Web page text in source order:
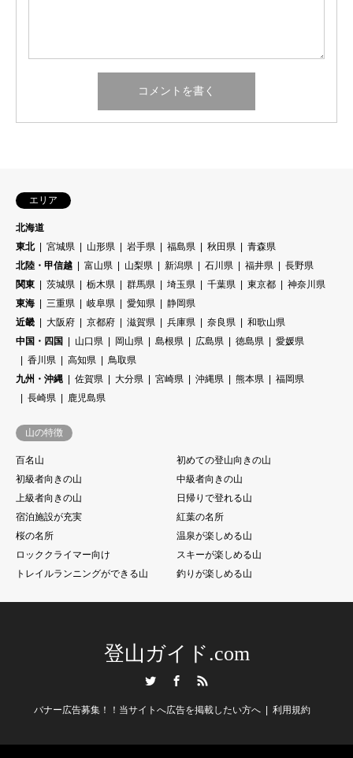
エリア
北海道
東北
宮城県 山形県 岩手県 福島県 秋田県
青森県
北陸・甲信越
富山県 山梨県 新潟県 石川県 福井県
長野県
関東
茨城県 栃木県 群馬県 埼玉県 千葉県 東京都
神奈川県
東海
三重県 岐阜県 愛知県
静岡県
近畿
大阪府 京都府 滋賀県 兵庫県 奈良県
和歌山県
中国・四国
山口県 岡山県 島根県 広島県 徳島県
愛媛県
香川県
高知県
鳥取県
九州・沖縄
佐賀県 大分県 宮崎県 沖縄県 熊本県
福岡県
長崎県
鹿児島県
山の特徴
百名山
初めての登山向きの山
初級者向きの山
中級者向きの山
上級者向きの山
日帰りで登れる山
宿泊施設が充実
紅葉の名所
桜の名所
温泉が楽しめる山
ロッククライマー向け
スキーが楽しめる山
トレイルランニングができる山
釣りが楽しめる山
登山ガイド.com
バナー広告募集！！当サイトへ広告を掲載したい方へ 利用規約